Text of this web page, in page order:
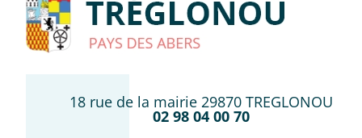
18 rue de la mairie 29870 TREGLONOU
02 98 04 00 70